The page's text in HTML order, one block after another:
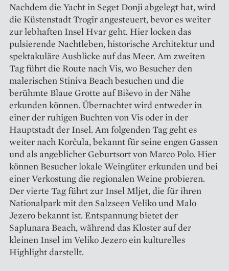
Nachdem die Yacht in Seget Donji abgelegt hat, wird
die Küstenstadt Trogir angesteuert, bevor es weiter
zur lebhaften Insel Hvar geht. Hier locken das
pulsierende Nachtleben, historische Architektur und
spektakuläre Ausblicke auf das Meer. Am zweiten
Tag führt die Route nach Vis, wo Besucher den
malerischen Stiniva Beach besuchen und die
berühmte Blaue Grotte auf Biševo in der Nähe
erkunden können. Übernachtet wird entweder in
einer der ruhigen Buchten von Vis oder in der
Hauptstadt der Insel. Am folgenden Tag geht es
weiter nach Korčula, bekannt für seine engen Gassen
und als angeblicher Geburtsort von Marco Polo. Hier
können Besucher lokale Weingüter erkunden und bei
einer Verkostung die regionalen Weine probieren.
Der vierte Tag führt zur Insel Mljet, die für ihren
Nationalpark mit den Salzseen Veliko und Malo
Jezero bekannt ist. Entspannung bietet der
Saplunara Beach, während das Kloster auf der
kleinen Insel im Veliko Jezero ein kulturelles
Highlight darstellt.